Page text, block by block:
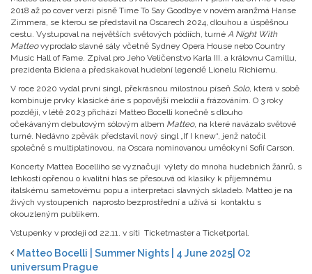
2018 až po cover verzi písně Time To Say Goodbye v novém aranžmá Hanse
Zimmera, se kterou se představil na Oscarech 2024, dlouhou a úspěšnou
cestu. Vystupoval na největších světových pódiích, turné A Night With
Matteovyprodalo slavné sály včetně Sydney Opera House nebo Country
Music Hall of Fame. Zpíval pro Jeho Veličenstvo Karla III. a královnu Camillu,
prezidenta Bidena a předskakoval hudební legendě Lionelu Richiemu.
V roce 2020 vydal první singl, překrásnou milostnou píseň Solo, která v sobě
kombinuje prvky klasické árie s popovější melodií a frázováním. O 3 roky
později, v létě 2023 přichází Matteo Bocelli konečně s dlouho
očekávaným debutovým sólovým albem Matteo, na které navázalo světové
turné. Nedávno zpěvák představil nový singl „If I knew“, jenž natočil
společně s multiplatinovou, na Oscara nominovanou uměokyní Sofií Carson.
Koncerty Mattea Bocelliho se vyznačují výlety do mnoha hudebních žánrů, s
lehkostí opřenou o kvalitní hlas se přesouvá od klasiky k příjemnému
italskému sametovému popu a interpretaci slavných skladeb. Matteo je na
živých vystoupeních naprosto bezprostřední a užívá si kontaktu s
okouzleným publikem.
Vstupenky v prodeji od 22.11. v síti Ticketmaster a Ticketportal.
Matteo Bocelli | Summer Nights | 4 June 2025| O2
universum Prague